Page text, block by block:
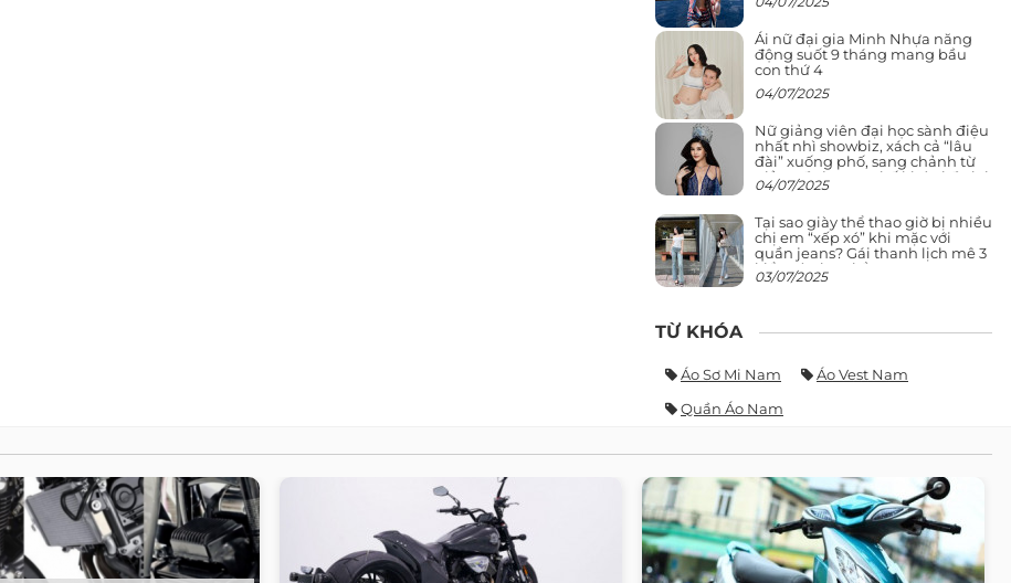
Ái nữ đại gia Minh Nhựa năng
động suốt 9 tháng mang bầu
con thứ 4
04/07/2025
Nữ giảng viên đại học sành điệu
nhất nhì showbiz, xách cả “lâu
đài” xuống phố, sang chảnh từ
giảng đường ra phố khó ai đọ lại
04/07/2025
Tại sao giày thể thao giờ bị nhiều
chị em “xếp xó” khi mặc với
quần jeans? Gái thanh lịch mê 3
kiểu này hơn hẳn
03/07/2025
TỪ KHÓA
Áo Sơ Mi Nam
Áo Vest Nam
Quần Áo Nam